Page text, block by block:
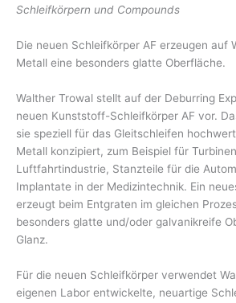
Schleifkörpern und Compounds
Die neuen Schleifkörper AF erzeugen auf
Metall eine besonders glatte Oberfläche.
Walther Trowal stellt auf der Deburring
neuen Kunststoff-Schleifkörper AF vor.
sie speziell für das Gleitschleifen
Metall konzipiert, zum Beispiel für
Luftfahrtindustrie, Stanzteile für die
Implantate in der Medizintechnik. Ein
erzeugt beim Entgraten im gleichen
besonders glatte und/oder galvanikreife
Glanz.
Für die neuen Schleifkörper verwendet
eigenen Labor entwickelte, neuartige